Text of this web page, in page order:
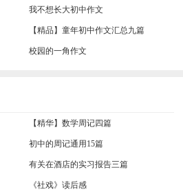
我不想长大初中作文
【精品】童年初中作文汇总九篇
校园的一角作文
【精华】数学周记四篇
初中的周记通用15篇
有关在酒店的实习报告三篇
《社戏》读后感